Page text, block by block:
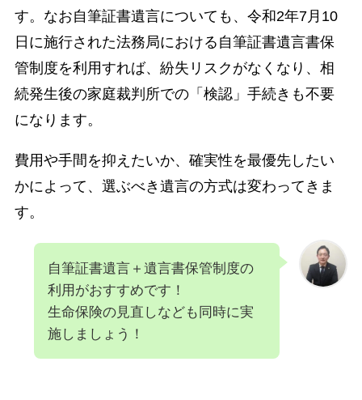
す。なお自筆証書遺言についても、令和2年7月10
日に施行された法務局における自筆証書遺言書保
管制度を利用すれば、紛失リスクがなくなり、相
続発生後の家庭裁判所での「検認」手続きも不要
になります。
費用や手間を抑えたいか、確実性を最優先したい
かによって、選ぶべき遺言の方式は変わってきま
す。
自筆証書遺言＋遺言書保管制度の
利用がおすすめです！
生命保険の見直しなども同時に実
施しましょう！